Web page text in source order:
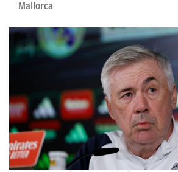
FICHAJES
DIRECTO
PAPARAZZI
OKDIARIO
Mallorca